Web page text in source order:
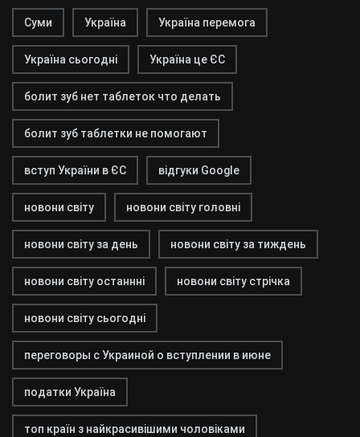
Суми Україна Україна перемога
Україна сьогодні Україна це ЄС
болит зуб нет таблеток что делать
болит зуб таблетки не помогают
вступ України в ЄС відгуки Google
новони світу новони світу головні
новони світу за день новони світу за тиждень
новони світу останнні новони світу стрічка
новони світу сьогодні
переговоры с Украиной о вступлении в июне
податки Україна
топ країн з найкрасивішими чоловіками